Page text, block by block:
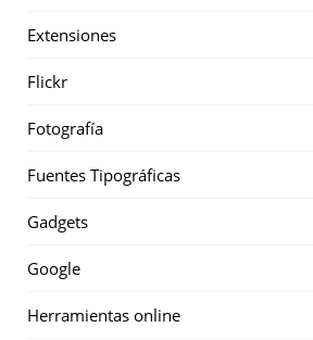
Extensiones
Flickr
Fotografía
Fuentes Tipográficas
Gadgets
Google
Herramientas online